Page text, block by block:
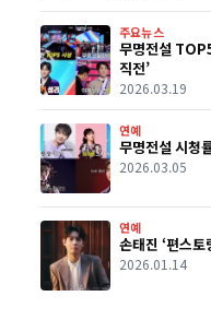
주요뉴스
무명전설
직전’
2026.03.19
연예
무명전설 시청
2026.03.05
연예
손태진 ‘편스
2026.01.14